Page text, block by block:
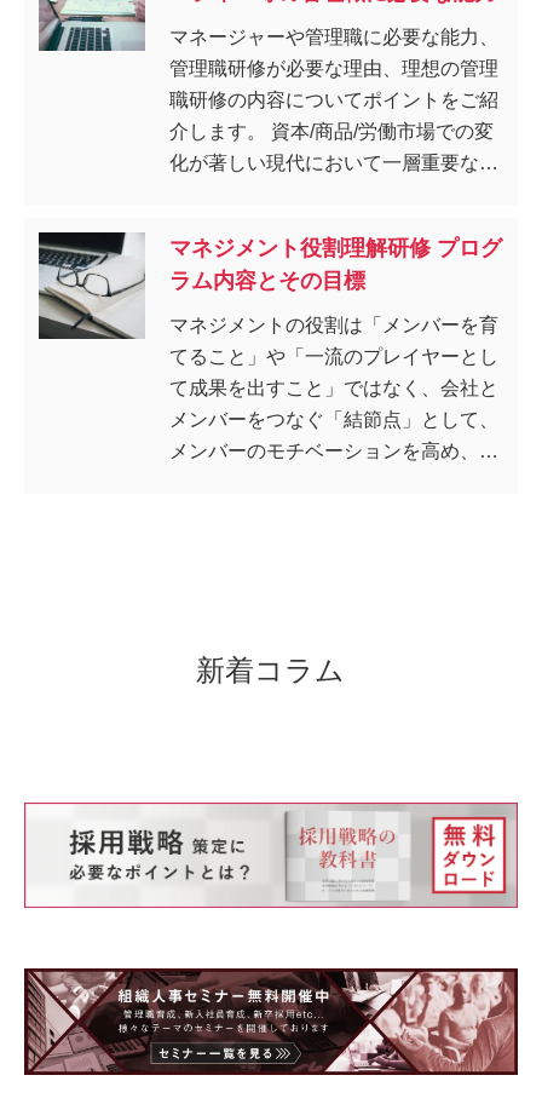
マネージャーや管理職に必要な能力、
管理職研修が必要な理由、理想の管理
職研修の内容についてポイントをご紹
介します。 資本/商品/労働市場での変
化が著しい現代において一層重要なの
マネジメント役割理解研修 プログ
ラム内容とその目標
マネジメントの役割は「メンバーを育
てること」や「一流のプレイヤーとし
て成果を出すこと」ではなく、会社と
メンバーをつなぐ「結節点」として、
メンバーのモチベーションを高め、主
での行動に向けて具体的に何をすべき
新着コラム